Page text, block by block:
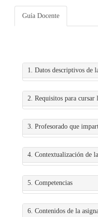
Guía Docente
1. Datos descriptivos de
2. Requisitos para cursar
3. Profesorado que
4. Contextualización de
5. Competencias
6. Contenidos de la